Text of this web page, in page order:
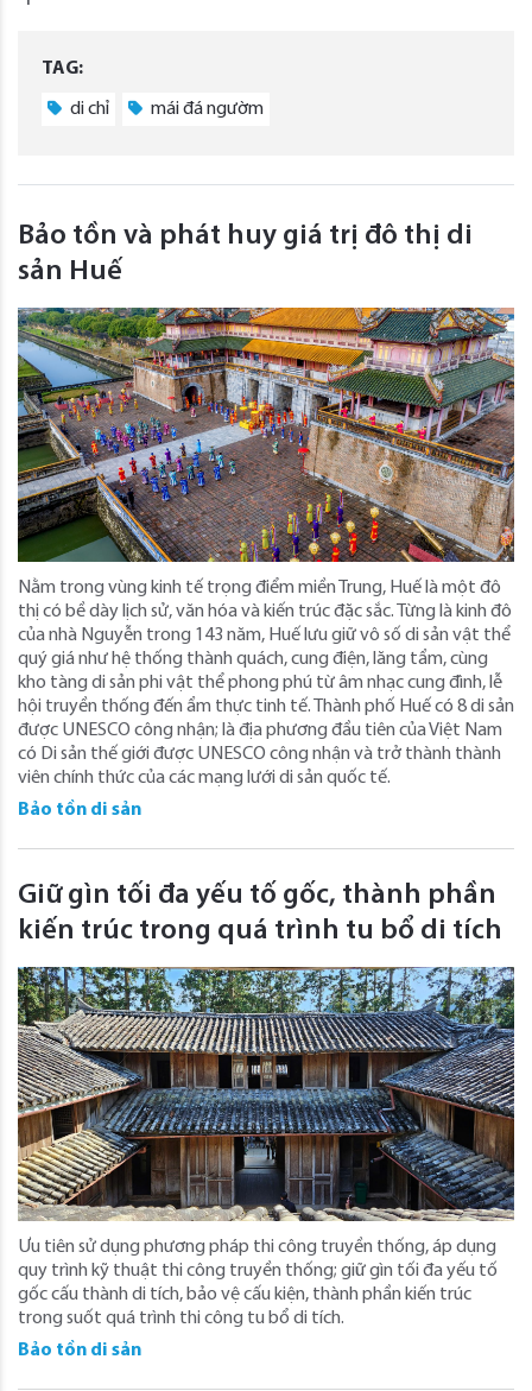
TAG:
di chỉ mái đá ngườm
Bảo tồn và phát huy giá trị đô thị di
sản Huế
Nằm trong vùng kinh tế trọng điểm miền Trung, Huế là một đô
thị có bề dày lịch sử, văn hóa và kiến trúc đặc sắc. Từng là kinh đô
của nhà Nguyễn trong 143 năm, Huế lưu giữ vô số di sản vật thể
quý giá như hệ thống thành quách, cung điện, lăng tẩm, cùng
kho tàng di sản phi vật thể phong phú từ âm nhạc cung đình, lễ
hội truyền thống đến ẩm thực tinh tế. Thành phố Huế có 8 di sản
được UNESCO công nhận; là địa phương đầu tiên của Việt Nam
có Di sản thế giới được UNESCO công nhận và trở thành thành
viên chính thức của các mạng lưới di sản quốc tế.
Bảo tồn di sản
Giữ gìn tối đa yếu tố gốc, thành phần
kiến trúc trong quá trình tu bổ di tích
Ưu tiên sử dụng phương pháp thi công truyền thống, áp dụng
quy trình kỹ thuật thi công truyền thống; giữ gìn tối đa yếu tố
gốc cấu thành di tích, bảo vệ cấu kiện, thành phần kiến trúc
trong suốt quá trình thi công tu bổ di tích.
Bảo tồn di sản